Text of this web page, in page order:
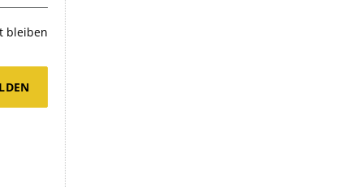
bleiben